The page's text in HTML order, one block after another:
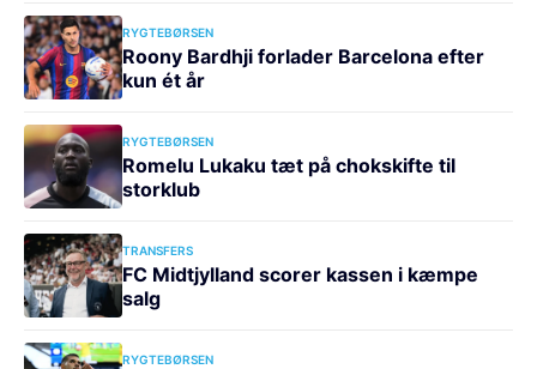
RYGTEBØRSEN
Roony Bardhji forlader Barcelona efter
kun ét år
RYGTEBØRSEN
Romelu Lukaku tæt på chokskifte til
storklub
TRANSFERS
FC Midtjylland scorer kassen i kæmpe
salg
RYGTEBØRSEN